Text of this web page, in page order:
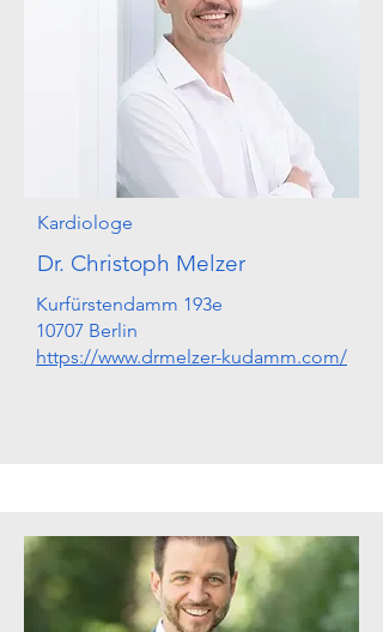
Kardiologe
Dr. Christoph Melzer
Kurfürstendamm 193e
10707 Berlin
https://www.drmelzer-kudamm.com/